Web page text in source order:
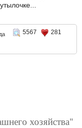
5567
281
хозяйства"